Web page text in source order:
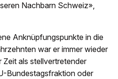
Nachbarn Schweiz»,
Anknüpfungspunkte in die
war er immer wieder
Zeit als stellvertretender
Bundestagsfraktion oder